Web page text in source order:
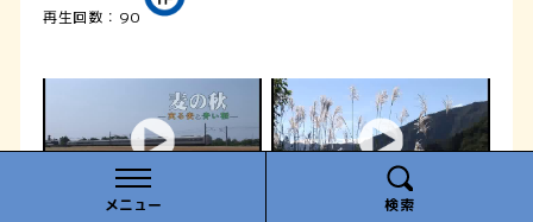
メニュー 検索
再生回数：90